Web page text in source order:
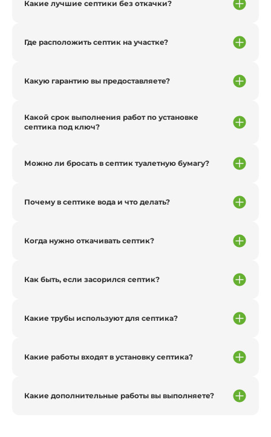
Какие лучшие септики без откачки?
Где расположить септик на участке?
Какую гарантию вы предоставляете?
Какой срок выполнения работ по установке
септика под ключ?
Можно ли бросать в септик туалетную бумагу?
Почему в септике вода и что делать?
Когда нужно откачивать септик?
Как быть, если засорился септик?
Какие трубы используют для септика?
Какие работы входят в установку септика?
Какие дополнительные работы вы выполняете?